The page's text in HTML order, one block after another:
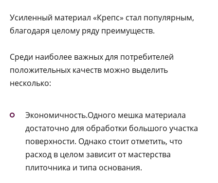
Усиленный материал «Крепс» стал популярным,
благодаря целому ряду преимуществ.
Среди наиболее важных для потребителей
положительных качеств можно выделить
несколько:
Экономичность.Одного мешка материала
достаточно для обработки большого участка
поверхности. Однако стоит отметить, что
расход в целом зависит от мастерства
плиточника и типа основания.